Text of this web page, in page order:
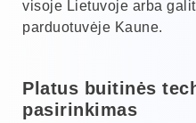
visoje Lietuvoje arba
parduotuvėje Kaune.
Platus buitinės
pasirinkimas